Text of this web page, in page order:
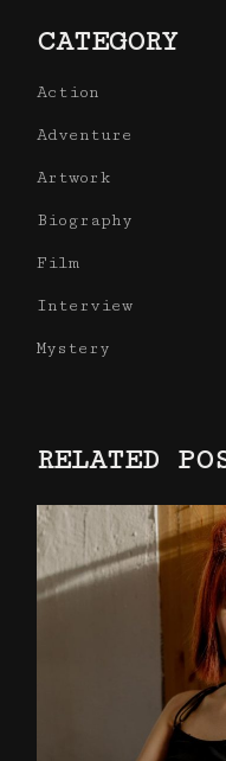
CATEGORY
Action
Adventure
Artwork
Biography
Film
Interview
Mystery
RELATED